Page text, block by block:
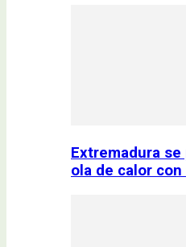
Extremadura se
ola de calor